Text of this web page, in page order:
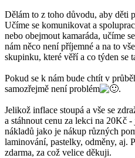
Dělám to z toho důvodu, aby děti
Učíme se komunikovat a
nebo obejmout kamaráda, učíme
nám něco není příjemné a na to
skupinku, které věří a co týden se
Pokud se k nám bude chtít v
samozřejmě není problém
.
Jelikož inflace stoupá a vše se
a stáhnout cenu za lekci na 20Kč
nákladů jako je nákup různých
laminování, pastelky, odměny, aj.
zdarma, za což velice děkuji.